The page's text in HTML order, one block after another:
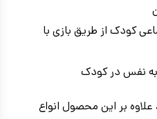
کودک از طریق بازی با
به نفس در کودک
بر این محصول انواع